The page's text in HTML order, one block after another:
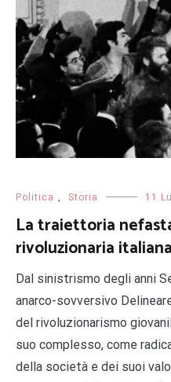
Politica , Storia 11
La traiettoria
rivoluzionaria italiana
Dal sinistrismo degli anni
anarco-sovversivo
del rivoluzionarismo
suo complesso, come
della società e dei suoi